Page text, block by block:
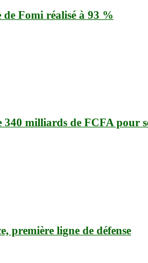
Fomi réalisé à 93 %
milliards de FCFA pour
première ligne de défense